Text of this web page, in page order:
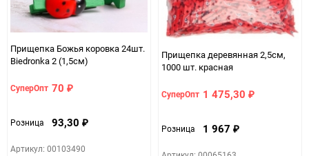
Прищепка Божья коровка 24шт.
Biedronka 2 (1,5см)
СуперОпт 70 ₽
Розница 93,30 ₽
Артикул: 00103490
Прищепка деревянная 2,5см,
1000 шт. красная
СуперОпт 1 475,30 ₽
Розница 1 967 ₽